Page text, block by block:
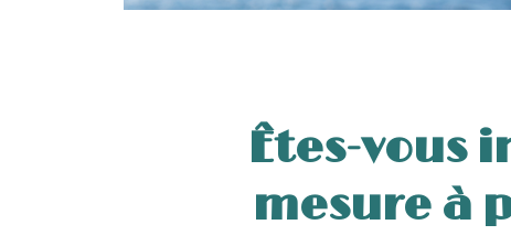
Êtes-vous
mesure à